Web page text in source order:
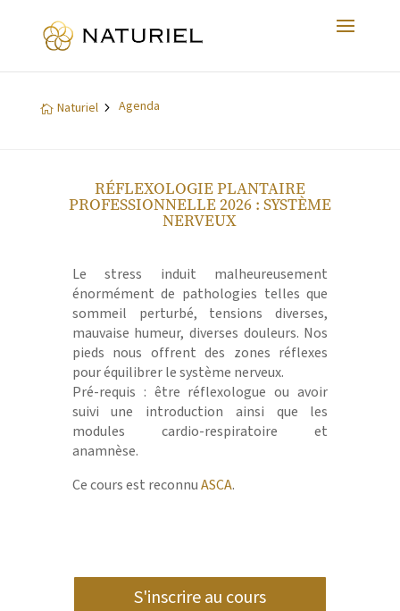
 Naturiel 5 Agenda
RÉFLEXOLOGIE PLANTAIRE
PROFESSIONNELLE 2026 : SYSTÈME
NERVEUX
Le stress induit malheureusement
énormément de pathologies telles que
sommeil perturbé, tensions diverses,
mauvaise humeur, diverses douleurs. Nos
pieds nous offrent des zones réflexes
pour équilibrer le système nerveux.
Pré-requis : être réflexologue ou avoir
suivi une introduction ainsi que les
modules cardio-respiratoire et
anamnèse.
Ce cours est reconnuASCA.
S'inscrire au cours